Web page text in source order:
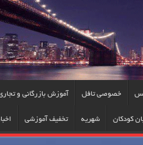
خصوصی تافل آموزش بازرگانی و
کودکان شهریه تخفیف آموزشی